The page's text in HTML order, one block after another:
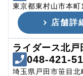
東京都東村山市本
店舗詳
ライダース北戸
048-421-
埼玉県戸田市笹目